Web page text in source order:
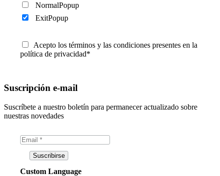
NormalPopup
ExitPopup
Acepto los términos y las condiciones presentes en la
política de privacidad*
Suscripción e-mail
Suscríbete a nuestro boletín para permanecer actualizado sobre
nuestras novedades
Custom Language